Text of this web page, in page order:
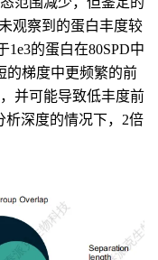
观察到的蛋白丰度较
1e3的蛋白在80SPD中
的梯度中更频繁的前
并可能导致低丰度前
析深度的情况下，2倍